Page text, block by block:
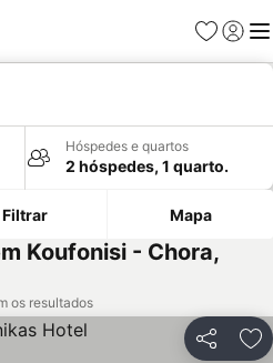
Favoritos
Iniciar
Hóspedes e quartos
2 hóspedes, 1 quarto.
Filtrar Mapa
Koufonisi - Chora,
os resultados
Partilhar